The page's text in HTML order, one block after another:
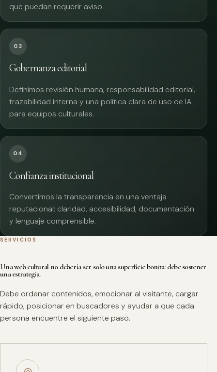
que puedan requerir aviso.
03
Gobernanza editorial
Definimos revisión humana, responsabilidad editorial,
trazabilidad interna y una política clara de uso de IA
para equipos culturales.
04
Confianza institucional
Convertimos la transparencia en una ventaja
reputacional: claridad, accesibilidad, documentación
y lenguaje comprensible.
SERVICIOS
Una web cultural no debería ser solo una superficie bonita: debe sostener
una estrategia.
Debe ordenar contenidos, emocionar al visitante, cargar
rápido, posicionar en buscadores y ayudar a que cada
persona encuentre el siguiente paso.